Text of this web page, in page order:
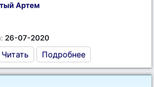
Артем
26-07-2020
Читать Подробнее